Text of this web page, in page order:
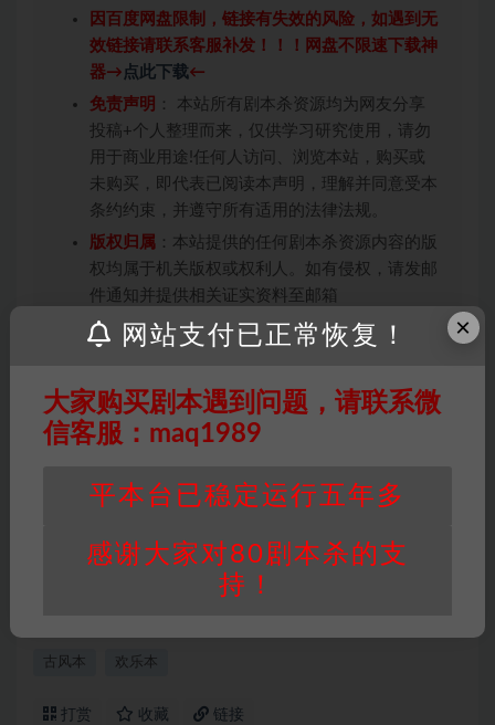
因百度网盘限制，链接有失效的风险，如遇到无
效链接请联系客服补发！！！网盘不限速下载神
器→ 点此下载←
免责声明 ： 本站所有剧本杀资源均为网友分享
投稿+个人整理而来，仅供学习研究使用，请勿
用于商业用途!任何人访问、浏览本站，购买或
未购买，即代表已阅读本声明，理解并同意受本
条约约束，并遵守所有适用的法律法规。
版权归属 ：本站提供的任何剧本杀资源内容的版
权均属于机关版权或权利人。如有侵权，请发邮
件通知并提供相关证实资料至邮箱
448271243@qq.com，如若情况属实，我们将
会在三天内下架相关剧本攻略。
身价值，本站积分为本站收取的赞助费，用于本
站整理资料的时间成本及网站运营所需支出费
重要提醒∶任何情况下，本站及相关人士对于访
承担任何责任。未经许可的【搬运】和【账号共
享】可能会被取消VIP，恕不另行通知！
古风本 欢乐本
打赏 收藏 链接
×
网站支付已正常恢复！
大家购买剧本遇到问题，请联系微
信客服：maq1989
平本台已稳定运行五年多
感谢大家对80剧本杀的支
持！